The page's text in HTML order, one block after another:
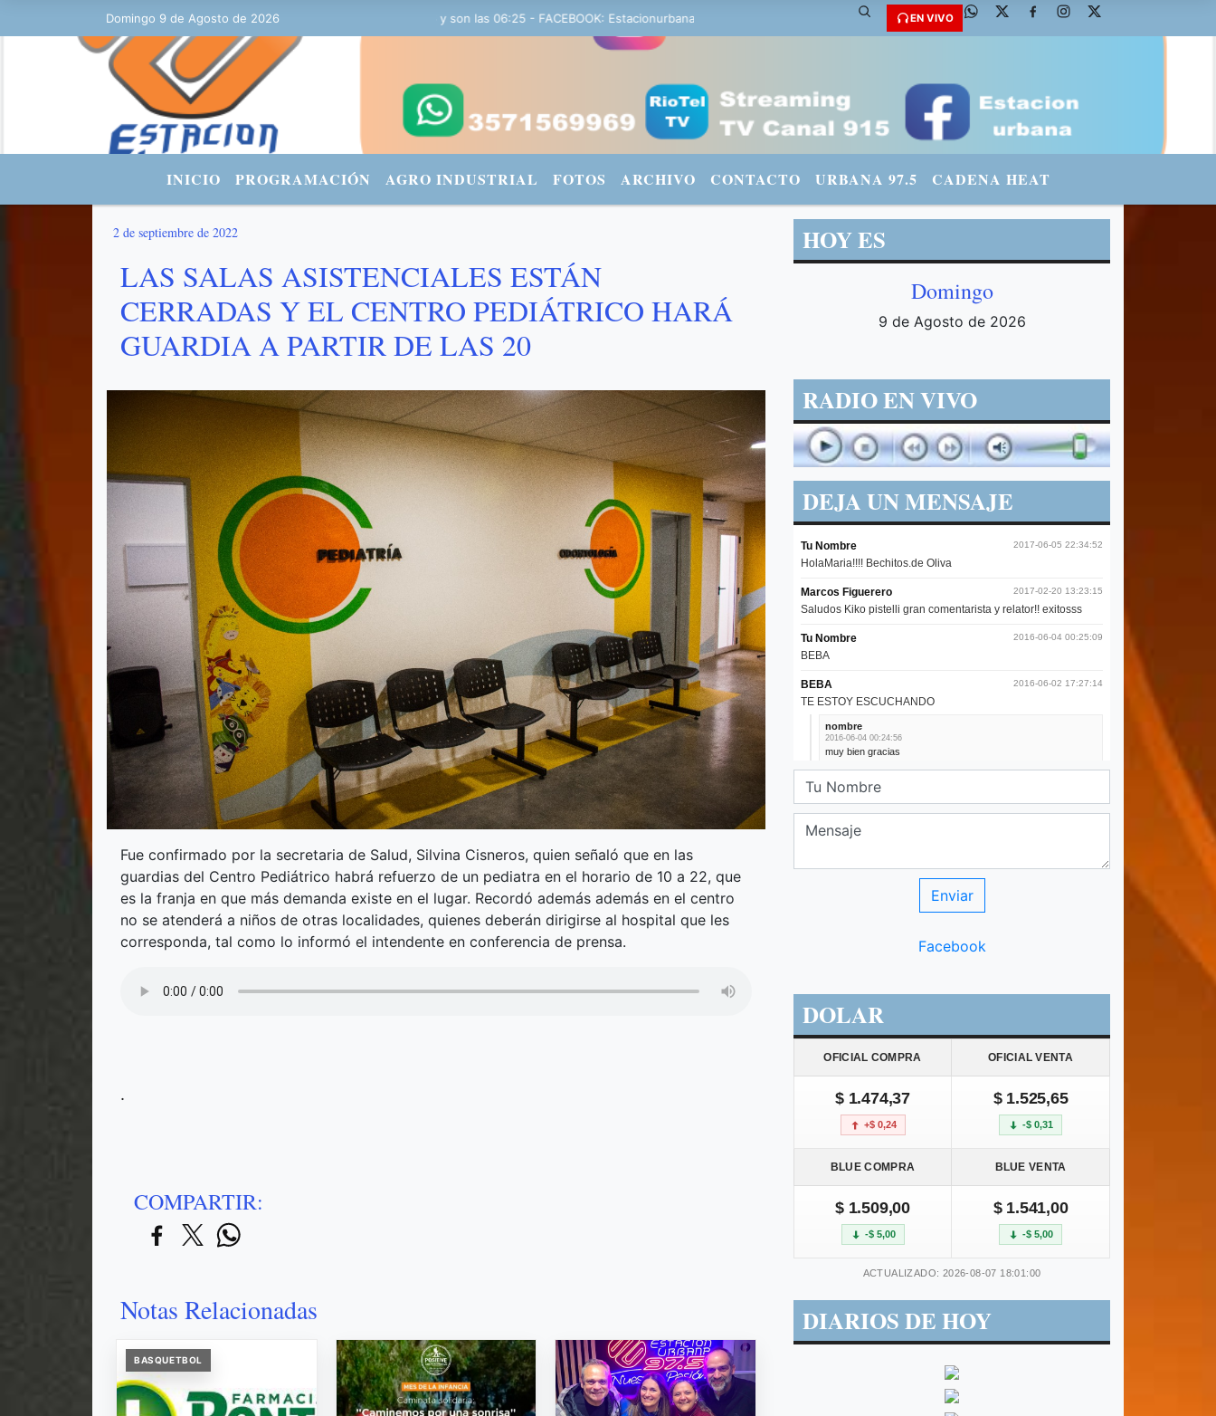
Domingo 9 de Agosto de 2026
Hoy es Domingo 9 de Agosto de 2026 y son las 06:25 - FACEBOOK: Estacionurbana Radiourbana - TWITTER: @fmradiourbana - INSTAGRAM: urbanario3 WHATSAPP: 3571569969
EN VIVO
INICIO PROGRAMACIÓN AGRO INDUSTRIAL FOTOS ARCHIVO CONTACTO URBANA 97.5 CADENA HEAT
2 de septiembre de 2022
LAS SALAS ASISTENCIALES ESTÁN
CERRADAS Y EL CENTRO PEDIÁTRICO HARÁ
GUARDIA A PARTIR DE LAS 20
Fue confirmado por la secretaria de Salud, Silvina Cisneros, quien señaló que en las
guardias del Centro Pediátrico habrá refuerzo de un pediatra en el horario de 10 a 22, que
es la franja en que más demanda existe en el lugar. Recordó además además en el centro
no se atenderá a niños de otras localidades, quienes deberán dirigirse al hospital que les
corresponda, tal como lo informó el intendente en conferencia de prensa.
.
COMPARTIR:
Notas Relacionadas
BASQUETBOL
HOY ES
Domingo
9 de Agosto de 2026
RADIO EN VIVO
DEJA UN MENSAJE
Facebook
DOLAR
OFICIAL COMPRA OFICIAL VENTA
$ 1.474,37
+$ 0,24
$ 1.525,65
-$ 0,31
BLUE COMPRA BLUE VENTA
$ 1.509,00
-$ 5,00
$ 1.541,00
-$ 5,00
ACTUALIZADO: 2026-08-07 18:01:00
DIARIOS DE HOY